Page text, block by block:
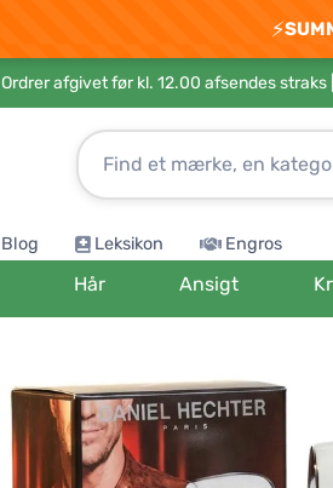
⚡
Ordrer afgivet før kl. 12.00 afsendes straks |
Blog Leksikon Engros
Hår Ansigt